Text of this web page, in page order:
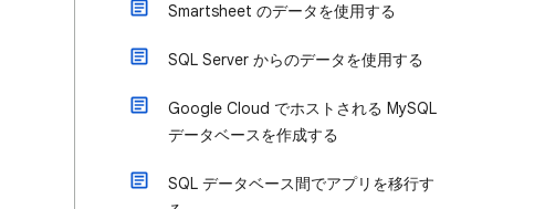
Smartsheet のデータを使用する
SQL Server からのデータを使用する
Google Cloud でホストされる MySQL
データベースを作成する
SQL データベース間でアプリを移行す